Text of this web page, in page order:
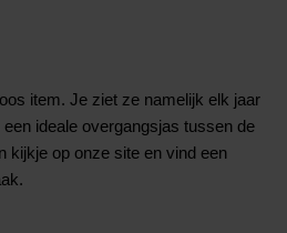
item. Je ziet ze namelijk elk jaar
ideale overgangsjas tussen de
kijkje op onze site en vind een